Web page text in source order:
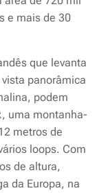
e mais de 30
que levanta
panorâmica
podem
uma montanha-
metros de
loops. Com
de altura,
da Europa, na